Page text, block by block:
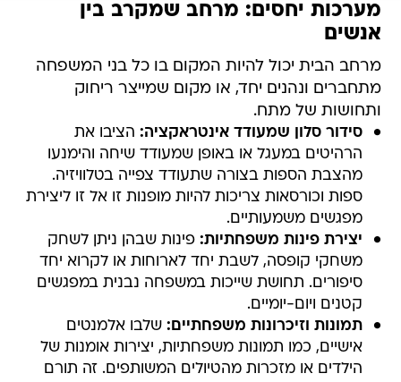
מערכות יחסים: מרחב שמקרב בין
אנשים
מרחב הבית יכול להיות המקום בו כל בני המשפחה
מתחברים ונהנים יחד, או מקום שמייצר ריחוק
ותחושות של מתח.
סידור סלון שמעודד אינטראקציה: הציבו את
הרהיטים במעגל או באופן שמעודד שיחה והימנעו
מהצבת הספות בצורה שתעודד צפייה בטלוויזיה.
ספות וכורסאות צריכות להיות מופנות זו אל זו ליצירת
מפגשים משמעותיים.
יצירת פינות משפחתיות: פינות שבהן ניתן לשחק
משחקי קופסה, לשבת יחד לארוחות או לקרוא יחד
סיפורים. תחושת שייכות במשפחה נבנית במפגשים
קטנים ויום-יומיים.
תמונות וזיכרונות משפחתיים: שלבו אלמנטים
אישיים, כמו תמונות משפחתיות, יצירות אומנות של
הילדים או מזכרות מהטיולים המשותפים. זה תורם